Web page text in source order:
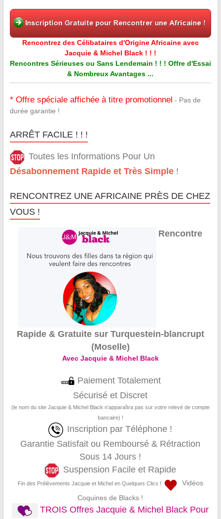
Rencontrez des Célibataires d'Origine Africaine avec
Jacquie & Michel Black ! ! !
Rencontres Sérieuses ou Sans Lendemain ! ! ! Offre d'Essai
& Nombreux Avantages ...
* Offre spéciale affichée à titre promotionnel - Pas de
durée garantie !
ARRÊT FACILE ! ! !
Toutes les Informations Pour Un
Désabonnement Rapide et Très Simple!
RENCONTREZ UNE AFRICAINE PRÈS DE CHEZ
VOUS !
Rencontre
Rapide & Gratuite sur Turquestein-blancrupt
(Moselle)
Avec Jacquie & Michel Black
Paiement Totalement
Sécurisé et Discret
(le nom du site Jacquie & Michel Black n’apparaîtra pas sur votre relevé de compte
bancaire) !
Inscription par Téléphone !
Garantie Satisfait ou Remboursé & Rétraction
Sous 14 Jours !
Suspension Facile et Rapide
Fin des Prélèvements Jacquie et Michel en Quelques Clics !
Vidéos
Coquines de Blacks !
TROIS Offres Jacquie & Michel Black Pour